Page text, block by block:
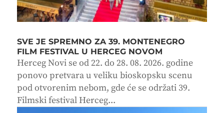
SVE JE SPREMNO ZA 39. MONTENEGRO
FILM FESTIVAL U HERCEG NOVOM
Herceg Novi se od 22. do 28. 08. 2026. godine
ponovo pretvara u veliku bioskopsku scenu
pod otvorenim nebom, gde će se održati 39.
Filmski festival Herceg...